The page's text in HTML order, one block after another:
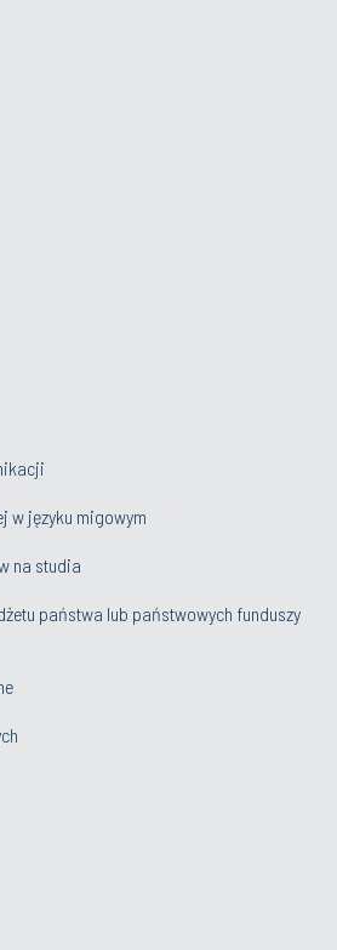
w języku migowym
na studia
państwa lub państwowych funduszy